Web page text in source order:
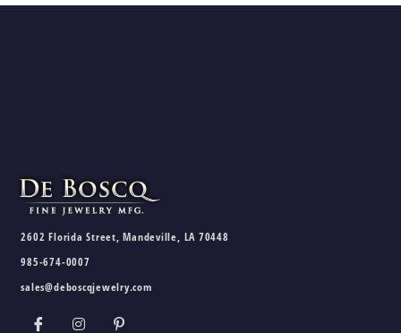
2602 Florida Street, Mandeville, LA 70448
985-674-0007
sales@deboscqjewelry.com